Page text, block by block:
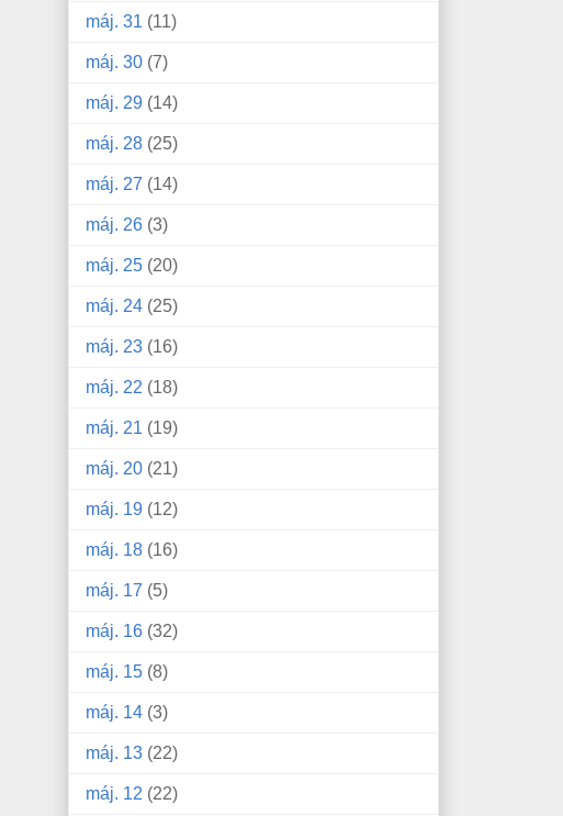
máj. 31 (11)
máj. 30 (7)
máj. 29 (14)
máj. 28 (25)
máj. 27 (14)
máj. 26 (3)
máj. 25 (20)
máj. 24 (25)
máj. 23 (16)
máj. 22 (18)
máj. 21 (19)
máj. 20 (21)
máj. 19 (12)
máj. 18 (16)
máj. 17 (5)
máj. 16 (32)
máj. 15 (8)
máj. 14 (3)
máj. 13 (22)
máj. 12 (22)